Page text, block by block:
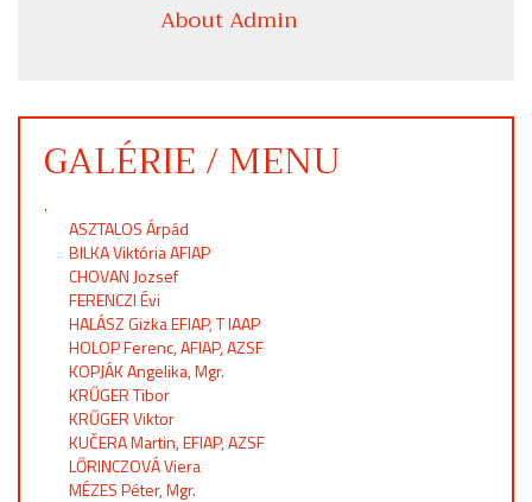
About Admin
GALÉRIE / MENU
.
ASZTALOS Árpád
BILKA Viktória AFIAP
CHOVAN Jozsef
FERENCZI Évi
HALÁSZ Gizka EFIAP, T IAAP
HOLOP Ferenc, AFIAP, AZSF
KOPJÁK Angelika, Mgr.
KRŰGER Tibor
KRŰGER Viktor
KUČERA Martin, EFIAP, AZSF
LŐRINCZOVÁ Viera
MÉZES Péter, Mgr.